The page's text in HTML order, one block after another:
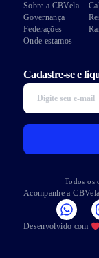
Sobre a CBVela
Governança
Federações
Onde estamos
Cadastre-se e
Todos os
Acompanhe a CBVela
Desenvolvido com